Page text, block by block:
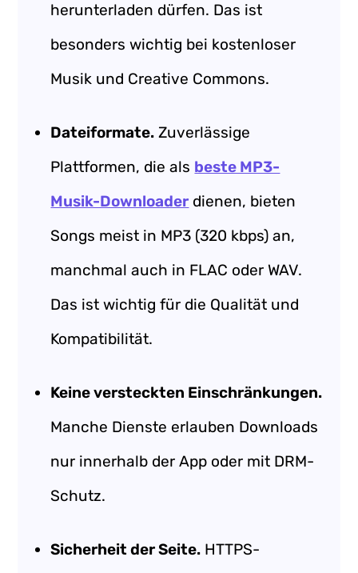
herunterladen dürfen. Das ist
besonders wichtig bei kostenloser
Musik und Creative Commons.
Dateiformate. Zuverlässige
Plattformen, die als beste MP3-
Musik-Downloader dienen, bieten
Songs meist in MP3 (320 kbps) an,
manchmal auch in FLAC oder WAV.
Das ist wichtig für die Qualität und
Kompatibilität.
Keine versteckten Einschränkungen.
Manche Dienste erlauben Downloads
nur innerhalb der App oder mit DRM-
Schutz.
Sicherheit der Seite. HTTPS-